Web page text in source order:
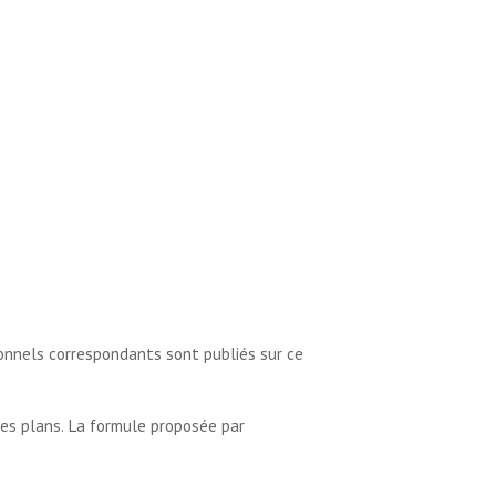
correspondants sont publiés sur ce
plans. La formule proposée par